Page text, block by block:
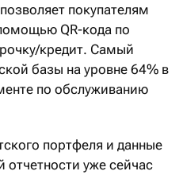
покупателям
QR-кода по
кредит. Самый
базы на уровне 64% в
по обслуживанию
портфеля и данные
уже сейчас